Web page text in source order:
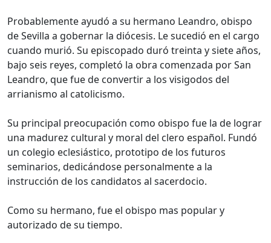
Probablemente ayudó a su hermano Leandro, obispo
de Sevilla a gobernar la diócesis. Le sucedió en el cargo
cuando murió. Su episcopado duró treinta y siete años,
bajo seis reyes, completó la obra comenzada por San
Leandro, que fue de convertir a los visigodos del
arrianismo al catolicismo.
Su principal preocupación como obispo fue la de lograr
una madurez cultural y moral del clero español. Fundó
un colegio eclesiástico, prototipo de los futuros
seminarios, dedicándose personalmente a la
instrucción de los candidatos al sacerdocio.
Como su hermano, fue el obispo mas popular y
autorizado de su tiempo.